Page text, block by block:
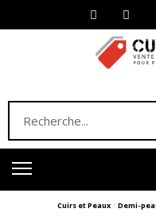
Cuirs et Peaux Demi-